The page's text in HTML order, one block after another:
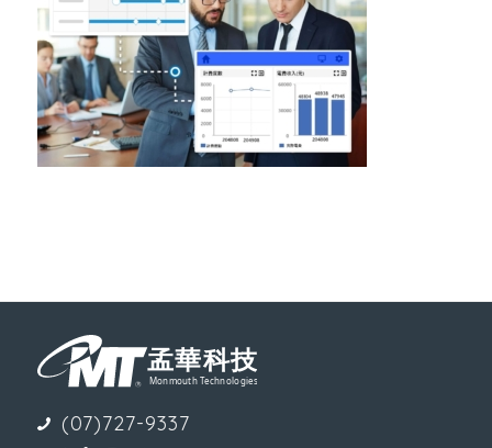
(07)727-9337